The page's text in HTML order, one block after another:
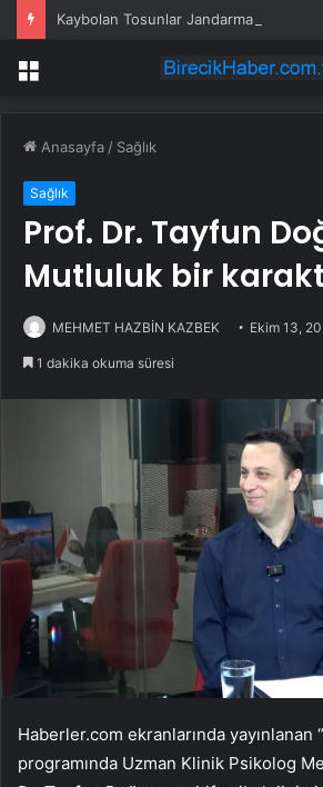
Kaybolan Tosunlar Jandarma
Menü
Anasayfa / Sağlık
Sağlık
Prof. Dr. Tayfun
Mutluluk bir
MEHMET HAZBİN KAZBEK Ekim 13,
1 dakika okuma süresi
Haberler.com ekranlarında yayınlanan
programında Uzman Klinik Psikolog